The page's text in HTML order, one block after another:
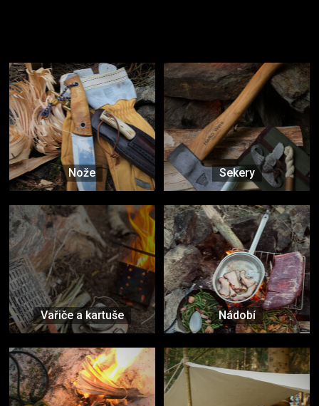
Nože Sekery
Vařiče a kartuše Nádobí